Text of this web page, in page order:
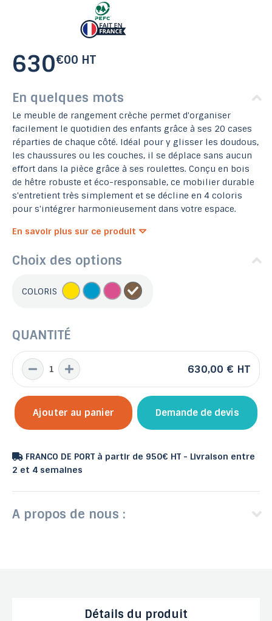
630€00 HT
En quelques mots
Le meuble de rangement crèche permet d'organiser
facilement le quotidien des enfants grâce à ses 20 cases
réparties de chaque côté. Idéal pour y glisser les doudous,
les chaussures ou les couches, il se déplace sans aucun
effort dans la pièce grâce à ses roulettes. Conçu en bois
de hêtre robuste et éco-responsable, ce mobilier durable
s'entretient très simplement et se décline en 4 coloris
pour s'intégrer harmonieusement dans votre espace.
En savoir plus sur ce produit
Choix des options
COLORIS
QUANTITÉ
630,00 € HT
Ajouter au panier Demande de devis
FRANCO DE PORT à partir de 950€ HT - Livraison entre
2 et 4 semaines
A propos de nous :
Détails du produit